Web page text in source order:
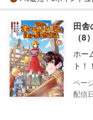
田舎
（8）
ホー
ト！
配信